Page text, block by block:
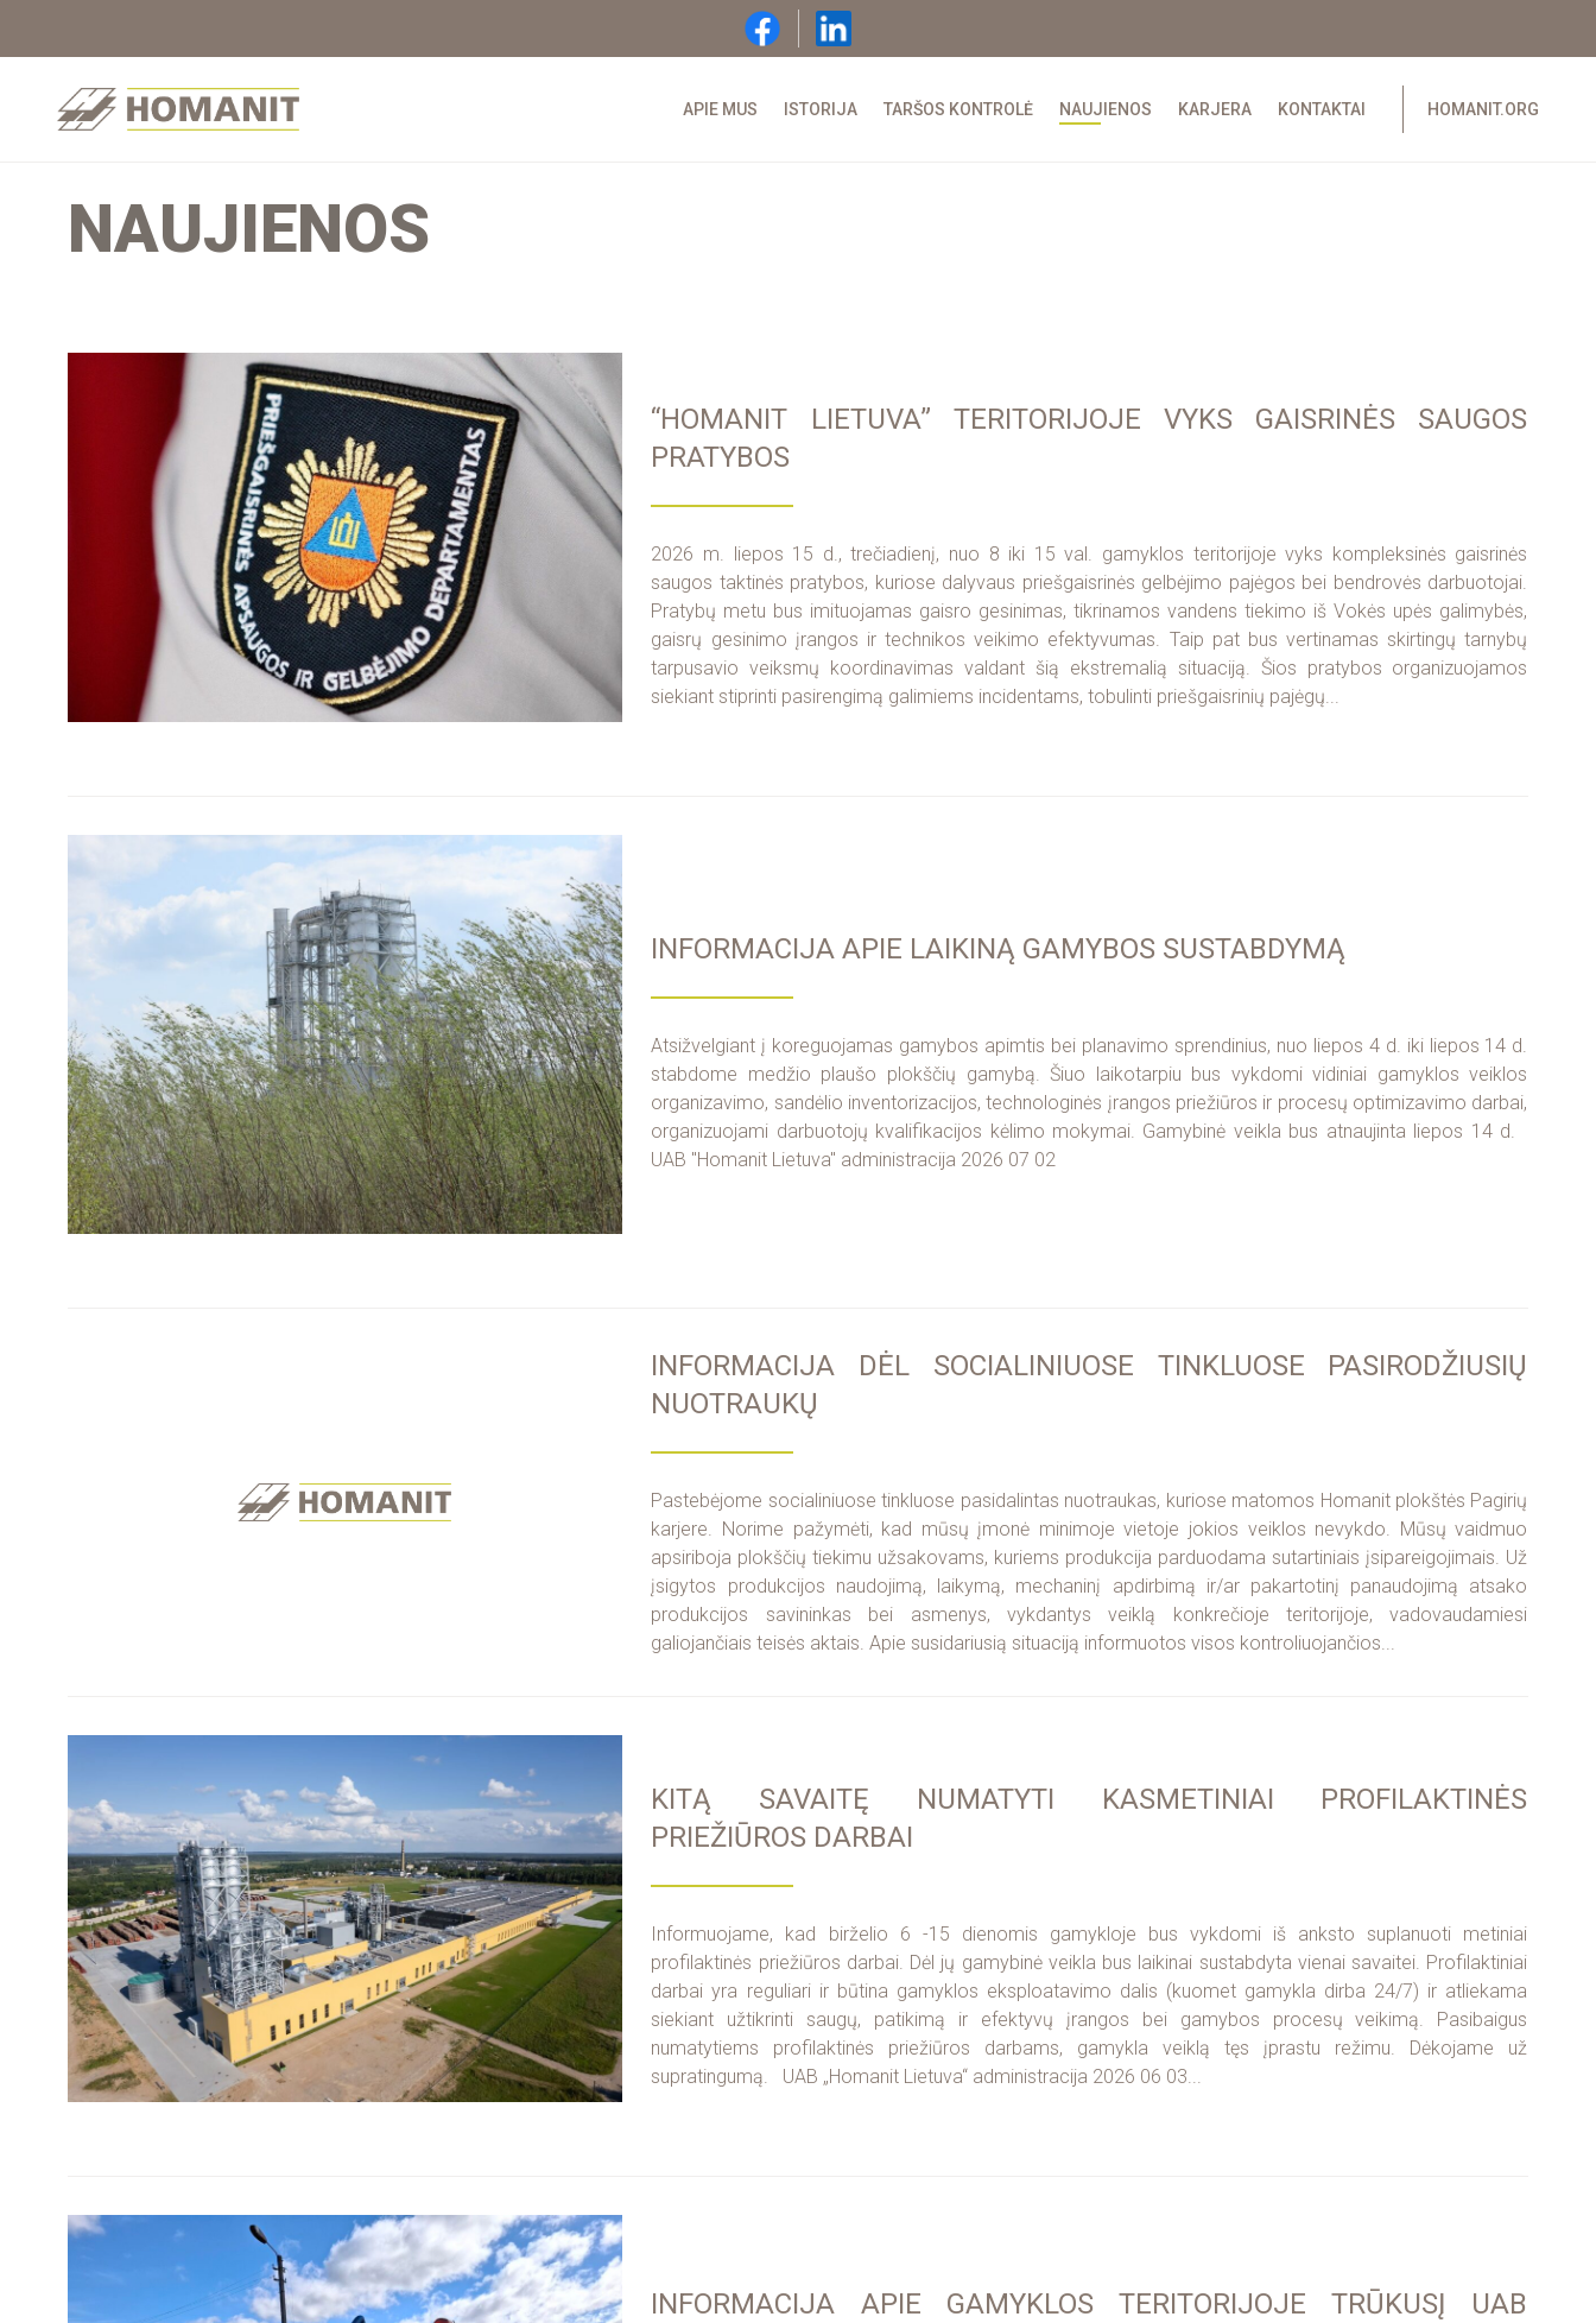
APIE MUS ISTORIJA TARŠOS KONTROLĖ NAUJIENOS KARJERA KONTAKTAI HOMANIT.ORG
NAUJIENOS
“HOMANIT LIETUVA” TERITORIJOJE VYKS GAISRINĖS SAUGOS
PRATYBOS
2026 m. liepos 15 d., trečiadienį, nuo 8 iki 15 val. gamyklos teritorijoje vyks kompleksinės gaisrinės
saugos taktinės pratybos, kuriose dalyvaus priešgaisrinės gelbėjimo pajėgos bei bendrovės darbuotojai.
Pratybų metu bus imituojamas gaisro gesinimas, tikrinamos vandens tiekimo iš Vokės upės galimybės,
gaisrų gesinimo įrangos ir technikos veikimo efektyvumas. Taip pat bus vertinamas skirtingų tarnybų
tarpusavio veiksmų koordinavimas valdant šią ekstremalią situaciją. Šios pratybos organizuojamos
siekiant stiprinti pasirengimą galimiems incidentams, tobulinti priešgaisrinių pajėgų...
INFORMACIJA APIE LAIKINĄ GAMYBOS SUSTABDYMĄ
Atsižvelgiant į koreguojamas gamybos apimtis bei planavimo sprendinius, nuo liepos 4 d. iki liepos 14 d.
stabdome medžio plaušo plokščių gamybą. Šiuo laikotarpiu bus vykdomi vidiniai gamyklos veiklos
organizavimo, sandėlio inventorizacijos, technologinės įrangos priežiūros ir procesų optimizavimo darbai,
organizuojami darbuotojų kvalifikacijos kėlimo mokymai. Gamybinė veikla bus atnaujinta liepos 14 d.
UAB "Homanit Lietuva" administracija 2026 07 02
INFORMACIJA DĖL SOCIALINIUOSE TINKLUOSE PASIRODŽIUSIŲ
NUOTRAUKŲ
Pastebėjome socialiniuose tinkluose pasidalintas nuotraukas, kuriose matomos Homanit plokštės Pagirių
karjere. Norime pažymėti, kad mūsų įmonė minimoje vietoje jokios veiklos nevykdo. Mūsų vaidmuo
apsiriboja plokščių tiekimu užsakovams, kuriems produkcija parduodama sutartiniais įsipareigojimais. Už
įsigytos produkcijos naudojimą, laikymą, mechaninį apdirbimą ir/ar pakartotinį panaudojimą atsako
produkcijos savininkas bei asmenys, vykdantys veiklą konkrečioje teritorijoje, vadovaudamiesi
galiojančiais teisės aktais. Apie susidariusią situaciją informuotos visos kontroliuojančios...
KITĄ SAVAITĘ NUMATYTI KASMETINIAI PROFILAKTINĖS
PRIEŽIŪROS DARBAI
Informuojame, kad birželio 6 -15 dienomis gamykloje bus vykdomi iš anksto suplanuoti metiniai
profilaktinės priežiūros darbai. Dėl jų gamybinė veikla bus laikinai sustabdyta vienai savaitei. Profilaktiniai
darbai yra reguliari ir būtina gamyklos eksploatavimo dalis (kuomet gamykla dirba 24/7) ir atliekama
siekiant užtikrinti saugų, patikimą ir efektyvų įrangos bei gamybos procesų veikimą. Pasibaigus
numatytiems profilaktinės priežiūros darbams, gamykla veiklą tęs įprastu režimu. Dėkojame už
supratingumą. UAB „Homanit Lietuva“ administracija 2026 06 03...
INFORMACIJA APIE GAMYKLOS TERITORIJOJE TRŪKUSĮ UAB